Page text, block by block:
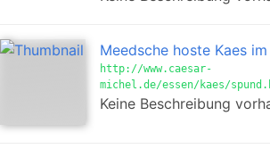
Meedsche hoste Kaes
http://www.caesar-
michel.de/essen/kaes/
Keine Beschreibung